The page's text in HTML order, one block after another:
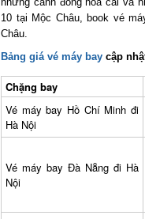
10 tại Mộc Châu, book vé
Châu.
Bảng giá vé máy baycập nhật
Chặng bay
Vé máy bay Hồ Chí Minh đi
Hà Nội
Vé máy bay Đà Nẵng đi Hà
Nội